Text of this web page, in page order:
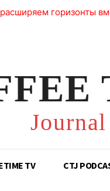
горизонты
Journal
TV CTJ